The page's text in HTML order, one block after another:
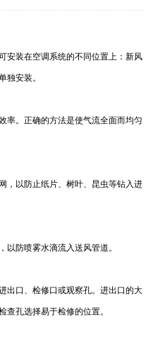
安装在空调系统的不同位置上：新风
独安装。
率。正确的方法是使气流全面而均匀
，以防止纸片、树叶、昆虫等钻入进
以防喷雾水滴流入送风管道。
出口、检修口或观察孔。进出口的大
查孔选择易于检修的位置。